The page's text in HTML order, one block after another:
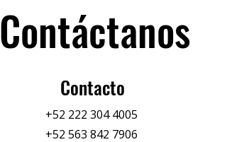
Contáctanos
Contacto
+52 222 304 4005
+52 563 842 7906